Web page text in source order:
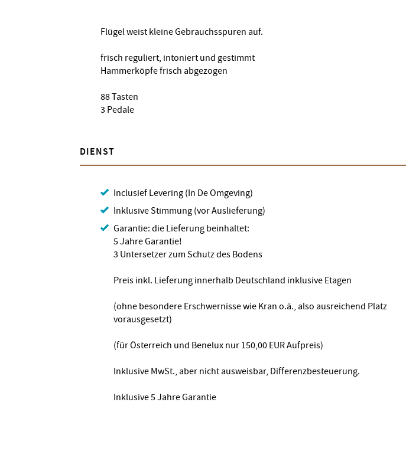
Flügel weist kleine Gebrauchsspuren auf.
frisch reguliert, intoniert und gestimmt
Hammerköpfe frisch abgezogen
88 Tasten
3 Pedale
DIENST
Inclusief Levering (In De Omgeving)
Inklusive Stimmung (vor Auslieferung)
Garantie: die Lieferung beinhaltet:
5 Jahre Garantie!
3 Untersetzer zum Schutz des Bodens
Preis inkl. Lieferung innerhalb Deutschland inklusive Etagen
(ohne besondere Erschwernisse wie Kran o.ä., also ausreichend Platz
vorausgesetzt)
(für Österreich und Benelux nur 150,00 EUR Aufpreis)
Inklusive MwSt., aber nicht ausweisbar, Differenzbesteuerung.
Inklusive 5 Jahre Garantie